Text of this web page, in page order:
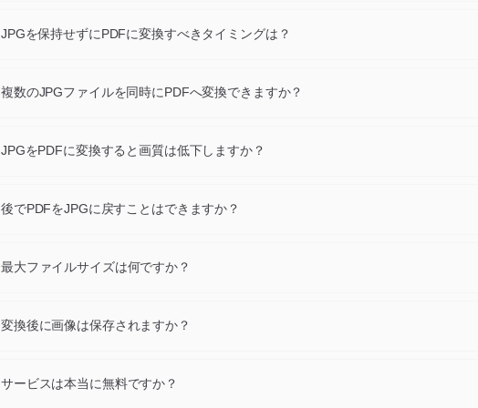
います。JPGをPDFに変換すると、同じ視覚的コンテンツを保ちつつ、目的に合っ
JPGを保持せずにPDFに変換すべきタイミングは？
ットフォームが指定する形式が必要、といった場合はPDFに変換してください。元
複数のJPGファイルを同時にPDFへ変換できますか？
個別ダウンロードもZIP一括ダウンロードも可能です。
JPGをPDFに変換すると画質は低下しますか？
の再圧縮はなく、通常の表示サイズでは元画像とほぼ同じ見た目です。
後でPDFをJPGに戻すことはできますか？
換えられるため、忠実度が重要な場合は往復変換を繰り返さないでください。
最大ファイルサイズは何ですか？
変換後に画像は保存されますか？
サービスは本当に無料ですか？